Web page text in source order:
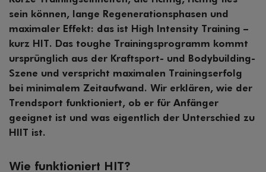
sein können, lange Regenerationsphasen und
maximaler Effekt: das ist High Intensity Training –
kurz HIT. Das toughe Trainingsprogramm kommt
ursprünglich aus der Kraftsport- und Bodybuilding-
Szene und verspricht maximalen Trainingserfolg
bei minimalem Zeitaufwand. Wir erklären, wie der
Trendsport funktioniert, ob er für Anfänger
geeignet ist und was eigentlich der Unterschied zu
HIIT ist.
Wie funktioniert HIT?